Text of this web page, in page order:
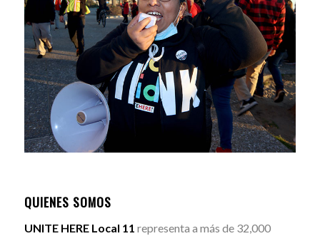
QUIENES SOMOS
UNITE HERE Local 11 representa a más de 32,000